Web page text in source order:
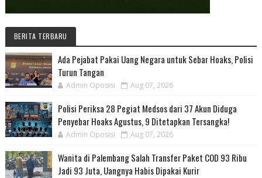
BERITA TERBARU
Ada Pejabat Pakai Uang Negara untuk Sebar Hoaks, Polisi
Turun Tangan
Admin Oposisi Aug 07, 2026
Polisi Periksa 28 Pegiat Medsos dari 37 Akun Diduga
Penyebar Hoaks Agustus, 9 Ditetapkan Tersangka!
Admin Oposisi Aug 07, 2026
Wanita di Palembang Salah Transfer Paket COD 93 Ribu
Jadi 93 Juta, Uangnya Habis Dipakai Kurir